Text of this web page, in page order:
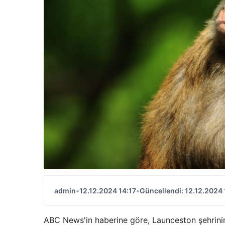
admin•12.12.2024 14:17•Güncellendi: 12.12.2024
ABC News'in haberine göre, Launceston